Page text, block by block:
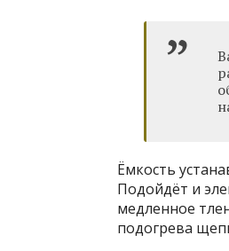
Ёмкость
Подойдёт и
медленное
подогрева